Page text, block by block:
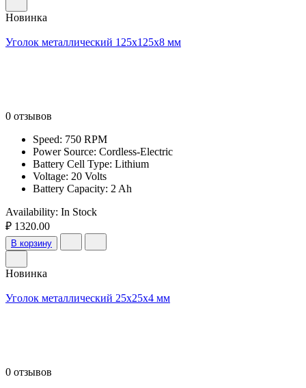
Новинка
Уголок металлический 125x125x8 мм
0 отзывов
Speed: 750 RPM
Power Source: Cordless-Electric
Battery Cell Type: Lithium
Voltage: 20 Volts
Battery Capacity: 2 Ah
Availability: In Stock
₽ 1320.00
В корзину
Новинка
Уголок металлический 25x25x4 мм
0 отзывов